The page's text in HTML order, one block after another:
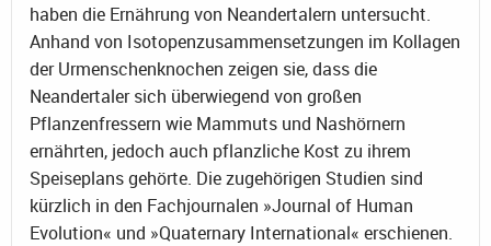
haben die Ernährung von Neandertalern untersucht.
Anhand von Isotopenzusammensetzungen im Kollagen
der Urmenschenknochen zeigen sie, dass die
Neandertaler sich überwiegend von großen
Pflanzenfressern wie Mammuts und Nashörnern
ernährten, jedoch auch pflanzliche Kost zu ihrem
Speiseplans gehörte. Die zugehörigen Studien sind
kürzlich in den Fachjournalen »Journal of Human
Evolution« und »Quaternary International« erschienen.